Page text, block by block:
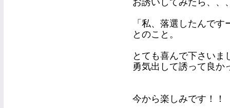
お誘いしてみたら、、
「私、落選したん
とのこと。
とても喜んで下さいま
勇気出して誘って良
今から楽しみです！！